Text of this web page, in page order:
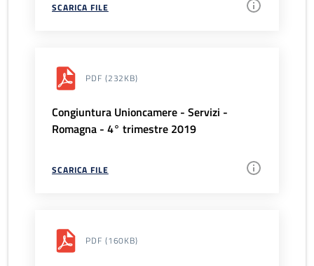
SCARICA FILE
PDF (232KB)
Congiuntura Unioncamere - Servizi -
Romagna - 4° trimestre 2019
SCARICA FILE
PDF (160KB)